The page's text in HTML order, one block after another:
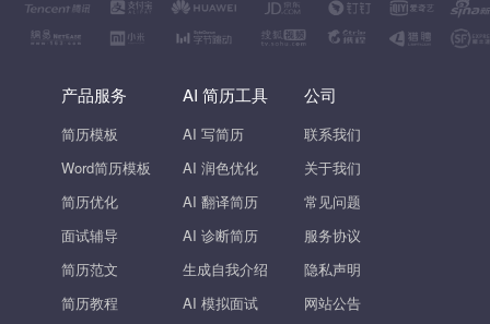
产品服务
简历模板
Word简历模板
简历优化
面试辅导
简历范文
简历教程
AI 简历工具
AI 写简历
AI 润色优化
AI 翻译简历
AI 诊断简历
生成自我介绍
AI 模拟面试
公司
联系我们
关于我们
常见问题
服务协议
隐私声明
网站公告